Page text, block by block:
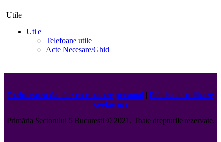
Utile
Utile
Telefoane utile
Acte Necesare/Ghid
Prelucrarea datelor cu caracter personal | Politica de utilizare
cookie-uri
Primăria Sectorului 5 București ©️2021. Toate drepturile rezervate.